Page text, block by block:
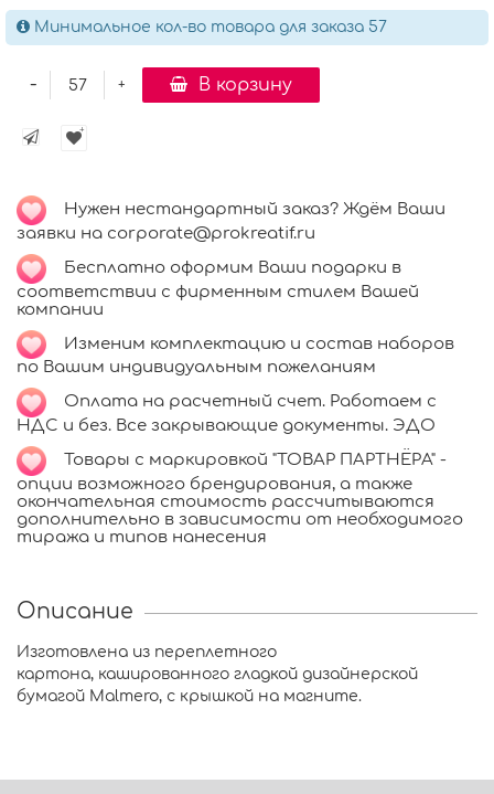
Минимальное кол-во товара для заказа 57
+
- В корзину
Нужен нестандартный заказ? Ждём Ваши
заявки на corporate@prokreatif.ru
Бесплатно оформим Ваши подарки в
соответствии с фирменным стилем Вашей
компании
Изменим комплектацию и состав наборов
по Вашим индивидуальным пожеланиям
Оплата на расчетный счет. Работаем с
НДС и без. Все закрывающие документы. ЭДО
Товары с маркировкой "ТОВАР ПАРТНЁРА" -
опции возможного брендирования, а также
окончательная стоимость рассчитываются
дополнительно в зависимости от необходимого
тиража и типов нанесения
Описание
Изготовлена из переплетного
картона, кашированного гладкой дизайнерской
бумагой Malmero, с крышкой на магните.